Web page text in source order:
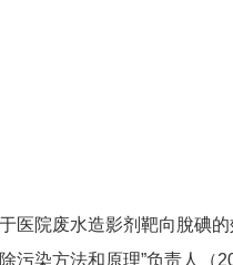
院废水造影剂靶向脫碘的
污染方法和原理”负责人（